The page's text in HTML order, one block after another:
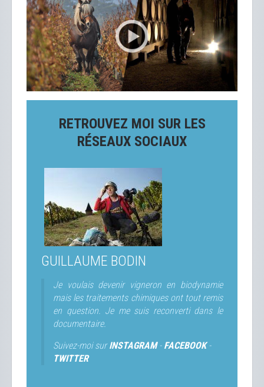
RETROUVEZ MOI SUR LES
RÉSEAUX SOCIAUX
GUILLAUME BODIN
Je voulais devenir vigneron en biodynamie
mais les traitements chimiques ont tout remis
en question. Je me suis reconverti dans le
documentaire.
Suivez-moi surINSTAGRAM- FACEBOOK-
TWITTER